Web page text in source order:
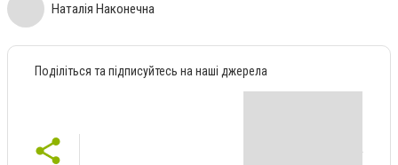
Наталія Наконечна
Поділіться та підписуйтесь на наші джерела